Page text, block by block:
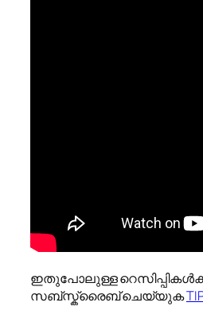
ഇതുപോലുള്ള
സബ്സ്ക്രൈബ് ചെയ്യുക